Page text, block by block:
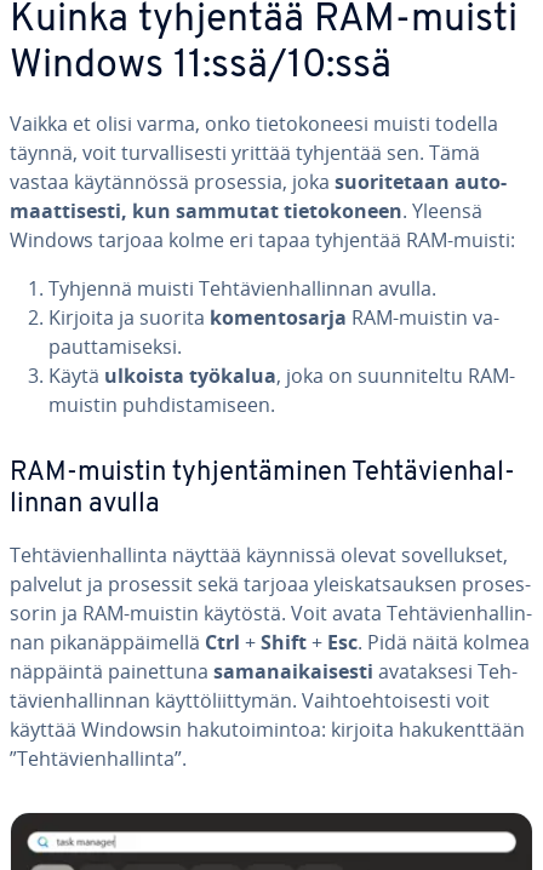
Kuinka tyhjentää RAM-muisti
Windows 11:ssä/10:ssä
Vaikka et olisi varma, onko tie­to­ko­nee­si muisti todella
täynnä, voit tur­val­li­ses­ti yrittää tyhjentää sen. Tämä
vastaa käy­tän­nös­sä prosessia, joka suo­ri­te­taan au­to­
maat­ti­ses­ti, kun sammutat tie­to­ko­neen. Yleensä
Windows tarjoaa kolme eri tapaa tyhjentää RAM-muisti:
Tyhjennä muisti Teh­tä­vien­hal­lin­nan avulla.
Kirjoita ja suorita ko­men­to­sar­ja RAM-muistin va­
paut­ta­mi­sek­si.
Käytä ulkoista työkalua, joka on suun­ni­tel­tu RAM-
muistin puh­dis­ta­mi­seen.
RAM-muistin tyh­jen­tä­mi­nen Teh­tä­vien­hal­
lin­nan avulla
Teh­tä­vien­hal­lin­ta näyttää käynnissä olevat so­vel­luk­set,
palvelut ja prosessit sekä tarjoaa yleis­kat­sauk­sen pro­ses­
so­rin ja RAM-muistin käytöstä. Voit avata Teh­tä­vien­hal­lin­
nan pi­ka­näp­päi­mel­lä Ctrl +Shift+ Esc. Pidä näitä kolmea
näppäintä pai­net­tu­na sa­ma­nai­kai­ses­ti ava­tak­se­si Teh­
tä­vien­hal­lin­nan käyt­tö­liit­ty­män. Vaih­toeh­toi­ses­ti voit
käyttää Windowsin ha­ku­toi­min­toa: kirjoita ha­ku­kent­tään
”Teh­tä­vien­hal­lin­ta”.